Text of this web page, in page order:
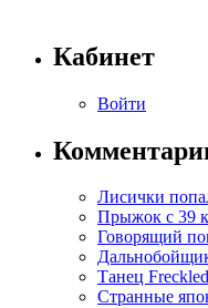
Кабинет
Войти
Лисички
Прыжок с 39
Говорящий
Танец
Странные